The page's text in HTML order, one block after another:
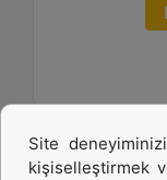
Site
kişiselleştirmek